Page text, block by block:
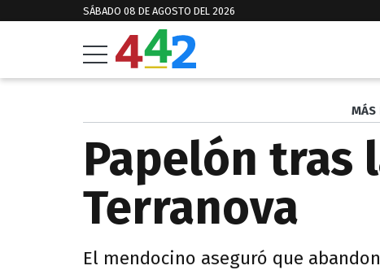
SÁBADO 08 DE AGOSTO DEL 2026
MÁS
Papelón tras
Terranova
El mendocino aseguró que